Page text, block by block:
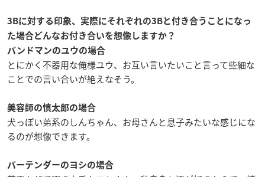
3Bに対する印象、実際にそれぞれの3Bと付き合うことになっ
た場合どんなお付き合いを想像しますか？
バンドマンのユウの場合
とにかく不器用な俺様ユウ、お互い言いたいこと言って些細な
ことでの言い合いが絶えなそう。
美容師の慎太郎の場合
犬っぽい弟系のしんちゃん、お母さんと息子みたいな感じにな
るのが想像できます。
バーテンダーのヨシの場合